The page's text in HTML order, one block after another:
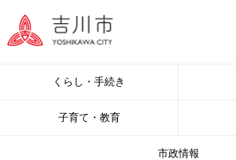
くらし・手続き
子育て・教育
市政情報